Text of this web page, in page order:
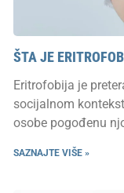
ŠTA JE
Eritrofobija je
socijalnom
osobe pogođenu
SAZNAJTE VIŠE »